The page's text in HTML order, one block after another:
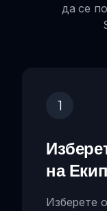
да се
1
на
Изберете